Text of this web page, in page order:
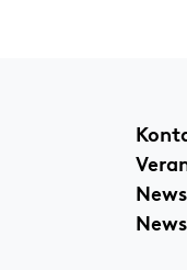
News